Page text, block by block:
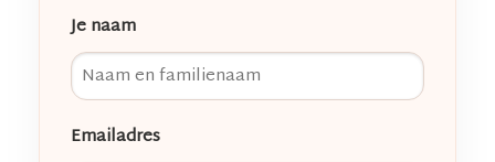
Je naam
Emailadres